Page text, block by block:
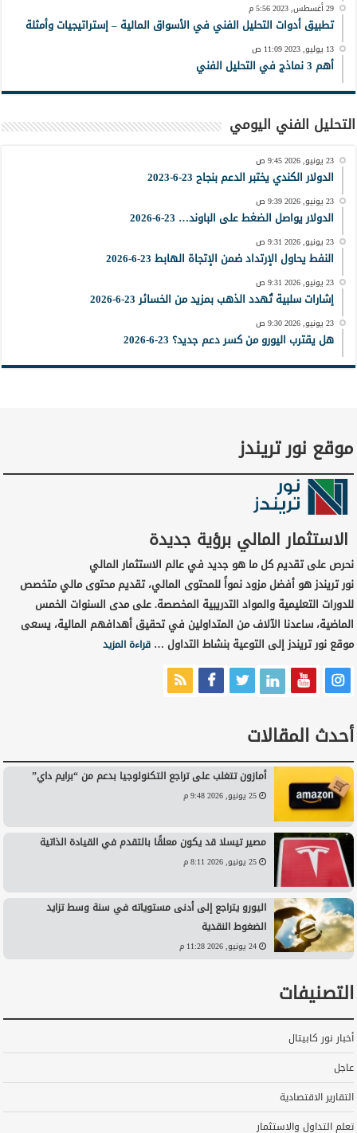
29 أغسطس, 2023 5:56 م
تطبيق أدوات التحليل الفني في الأسواق المالية – إستراتيجيات وأمثلة
13 يوليو, 2023 11:09 ص
أهم 3 نماذج في التحليل الفني
التحليل الفني اليومي
23 يونيو, 2026 9:45 ص
الدولار الكندي يختبر الدعم بنجاح 23-6-2023
23 يونيو, 2026 9:39 ص
الدولار يواصل الضغط على الباوند… 23-6-2026
23 يونيو, 2026 9:31 ص
النفط يحاول الإرتداد ضمن الإتجاة الهابط 23-6-2026
23 يونيو, 2026 9:31 ص
إشارات سلبية تُهدد الذهب بمزيد من الخسائر 23-6-2026
23 يونيو, 2026 9:30 ص
هل يقترب اليورو من كسر دعم جديد؟ 23-6-2026
موقع نور تريندز
الاستثمار المالي برؤية جديدة
نحرص على تقديم كل ما هو جديد في عالم الاستثمار المالي
نور تريندز هو أفضل مزود نمواً للمحتوى المالي، تقديم محتوى مالي متخصص
للدورات التعليمية والمواد التدريبية المخصصة. على مدى السنوات الخمس
الماضية، ساعدنا الآلاف من المتداولين في تحقيق أهدافهم المالية، يسعى
موقع نور تريندز إلى التوعية بنشاط التداول …قراءة المزيد
أحدث المقالات
أمازون تتغلب على تراجع التكنولوجيا بدعم من “برايم داي”
25 يونيو, 2026 9:48 م
مصير تيسلا قد يكون معلقًا بالتقدم في القيادة الذاتية
25 يونيو, 2026 8:11 م
اليورو يتراجع إلى أدنى مستوياته في سنة وسط تزايد
الضغوط النقدية
24 يونيو, 2026 11:28 م
التصنيفات
أخبار نور كابيتال
عاجل
التقارير الاقتصادية
تعلم التداول والاستثمار